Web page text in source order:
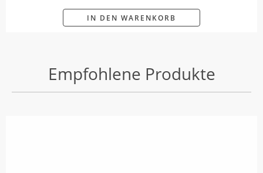
IN DEN WARENKORB
Empfohlene Produkte